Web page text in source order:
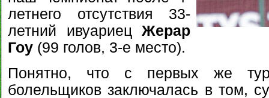
летнего отсутствия 33-
летний ивуариец Жерар
Гоу (99 голов, 3-е место).
Понятно, что с первых же
болельщиков заключалась в том,